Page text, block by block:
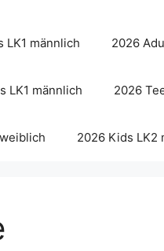
LK1 männlich 2026
LK1 männlich 2026
2026 Kids LK2